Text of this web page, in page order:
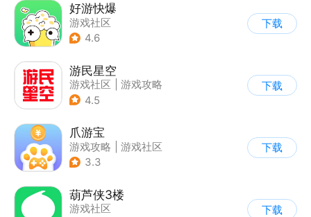
好游快爆
游戏社区
4.6
下载
游民星空
游戏社区
游戏攻略
4.5
下载
爪游宝
游戏攻略
游戏社区
3.3
下载
葫芦侠3楼
游戏社区
下载